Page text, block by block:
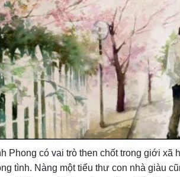
Phong có vai trò then chốt trong giới xã
tình. Nàng một tiểu thư con nhà giàu